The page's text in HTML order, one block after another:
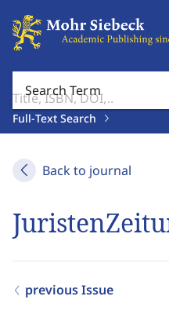
Search Term
Full-Text Search
Back to journal
previous Issue